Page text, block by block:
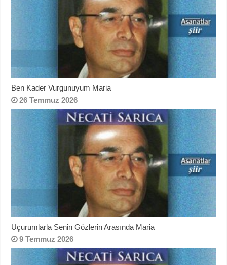
Ben Kader Vurgunuyum Maria
26 Temmuz 2026
Uçurumlarla Senin Gözlerin Arasında Maria
9 Temmuz 2026